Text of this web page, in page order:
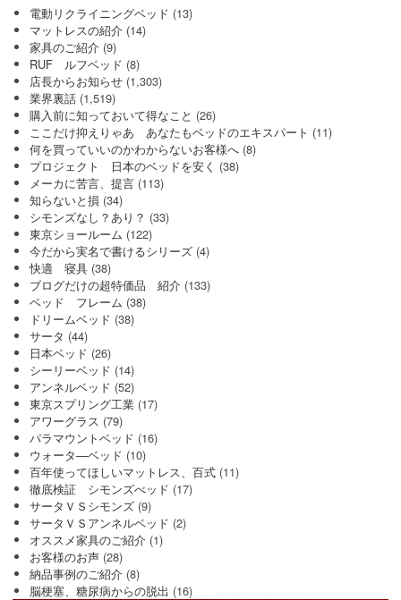
電動リクライニングベッド (13)
マットレスの紹介 (14)
家具のご紹介 (9)
RUF ルフベッド (8)
店長からお知らせ (1,303)
業界裏話 (1,519)
購入前に知っておいて得なこと (26)
ここだけ抑えりゃあ あなたもベッドのエキスパート (11)
何を買っていいのかわからないお客様へ (8)
プロジェクト 日本のベッドを安く (38)
メーカに苦言、提言 (113)
知らないと損 (34)
シモンズなし？あり？ (33)
東京ショールーム (122)
今だから実名で書けるシリーズ (4)
快適 寝具 (38)
ブログだけの超特価品 紹介 (133)
ベッド フレーム (38)
ドリームベッド (38)
サータ (44)
日本ベッド (26)
シーリーベッド (14)
アンネルベッド (52)
東京スプリング工業 (17)
アワーグラス (79)
パラマウントベッド (16)
ウォータ―ベッド (10)
百年使ってほしいマットレス、百式 (11)
徹底検証 シモンズべッド (17)
サータＶＳシモンズ (9)
サータＶＳアンネルベッド (2)
オススメ家具のご紹介 (1)
お客様のお声 (28)
納品事例のご紹介 (8)
脳梗塞、糖尿病からの脱出 (16)